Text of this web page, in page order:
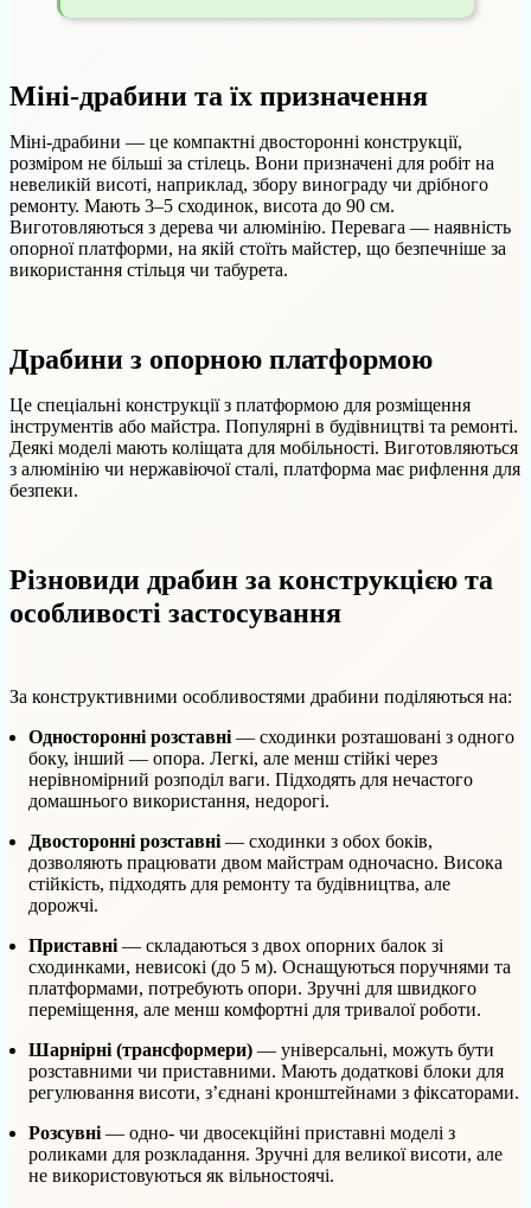
Міні-драбини та їх призначення
Міні-драбини — це компактні двосторонні конструкції,
розміром не більші за стілець. Вони призначені для робіт на
невеликій висоті, наприклад, збору винограду чи дрібного
ремонту. Мають 3–5 сходинок, висота до 90 см.
Виготовляються з дерева чи алюмінію. Перевага — наявність
опорної платформи, на якій стоїть майстер, що безпечніше за
використання стільця чи табурета.
Драбини з опорною платформою
Це спеціальні конструкції з платформою для розміщення
інструментів або майстра. Популярні в будівництві та ремонті.
Деякі моделі мають коліщата для мобільності. Виготовляються
з алюмінію чи нержавіючої сталі, платформа має рифлення для
безпеки.
Різновиди драбин за конструкцією та
особливості застосування
За конструктивними особливостями драбини поділяються на:
Односторонні розставні — сходинки розташовані з одного
боку, інший — опора. Легкі, але менш стійкі через
нерівномірний розподіл ваги. Підходять для нечастого
домашнього використання, недорогі.
Двосторонні розставні — сходинки з обох боків,
дозволяють працювати двом майстрам одночасно. Висока
стійкість, підходять для ремонту та будівництва, але
дорожчі.
Приставні — складаються з двох опорних балок зі
сходинками, невисокі (до 5 м). Оснащуються поручнями та
платформами, потребують опори. Зручні для швидкого
переміщення, але менш комфортні для тривалої роботи.
Шарнірні (трансформери) — універсальні, можуть бути
розставними чи приставними. Мають додаткові блоки для
регулювання висоти, з’єднані кронштейнами з фіксаторами.
Розсувні — одно- чи двосекційні приставні моделі з
роликами для розкладання. Зручні для великої висоти, але
не використовуються як вільностоячі.